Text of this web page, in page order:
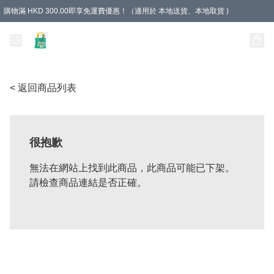
購物滿 HKD 300.00即享免運費優惠！（適用於 本地送貨、本地取貨 )
< 返回商品列表
很抱歉
無法在網站上找到此商品，此商品可能已下架。
請檢查商品連結是否正確。